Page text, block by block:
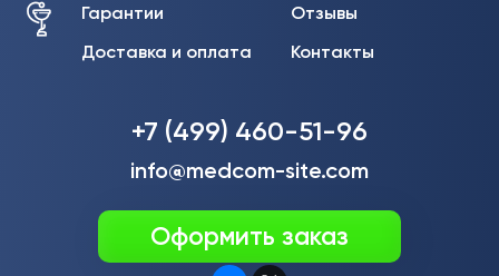
Гарантии
Доставка и оплата
Отзывы
Контакты
+7 (499) 460-51-96
info@medcom-site.com
Оформить заказ